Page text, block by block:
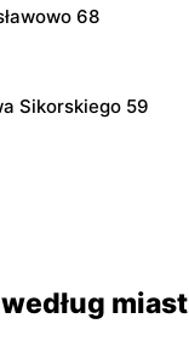
68
Sikorskiego 59
miast